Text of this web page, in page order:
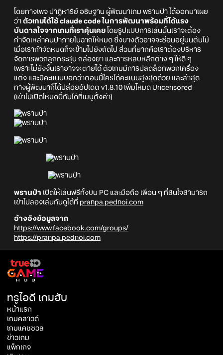
โดยทางเพจ ปาฏิหาริย์ อธิษฐาน ผู้พัฒนาเกม พรานป่า ได้ออกมาเผย
ว่า ตัวเกมได้ใช้ claude code ในการพัฒนาพร้อมที่ได้แรง
บันดาลใจจากเกมที่เราคุ้นเคย โดยรูปแบบการเล่นนั้นเราจะต้อง
กำจัดเหล่าคนป่าภายในฉากให้หมด ซึ่งบางตัวอาจจะซ่อนอยู่บนต้นไม้
เมื่อเรากำจัดหมดก็จะข้ามไปยังถัดไป ส่วนที่ยากคือเราต้องบริหาร
จัดการพวกลูกกระสุน กล่องยา และการหลบหลีกต่าง ๆ ให้ดี ๆ
เพราะไม่ยังงั้นเราอาจจะตายได้ ตัวเกมมีการปลดล็อกพวกเครื่อง
แต่ง และมีคะแนนบอกว่าตอนนี้ใครได้คะแนนสูงสุดด้วย และล่าสุด
ทางผู้พัฒนาก็ได้ปล่อยอัปเดต v1.8.10 เพิ่มโหมด Uncensored
(เข้าไปเปิดโหมดนี้กันได้ที่เมนูตั้งค่า)
พรานป่า เปิดให้เล่นฟรีทั้งบน PC และมือถือ เพื่อน ๆ ที่สนใจสามารถ
เข้าไปลองเล่นกันดูได้ที่ pranpa.pednoi.com
อ้างอิงข้อมูลจาก
https://www.facebook.com/groups/
https://pranpa.pednoi.com
ทรูไอดี เกมฮับ
หน้าแรก
เกมคลาวด์
เกมแคชชวล
ข่าวเกม
แพ็กเกจ